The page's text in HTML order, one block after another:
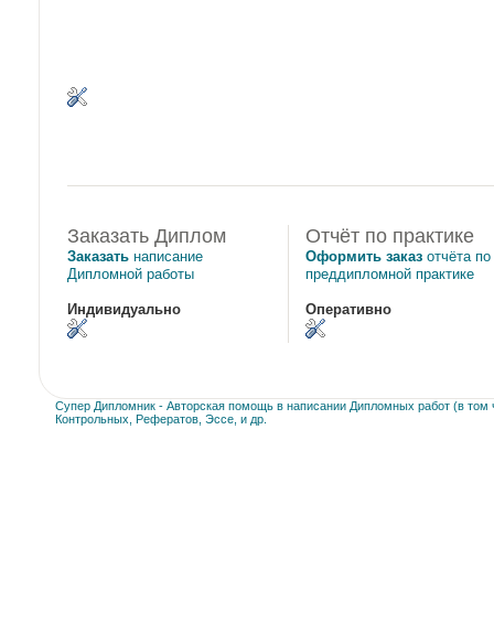
Заказать Диплом
Заказать написание
Дипломной работы
Индивидуально
Отчёт по практике
Оформить заказ отчёта по
преддипломной практике
Оперативно
Супер Дипломник - Авторская помощь в написании Дипломных работ (в том
Контрольных, Рефератов, Эссе, и др.